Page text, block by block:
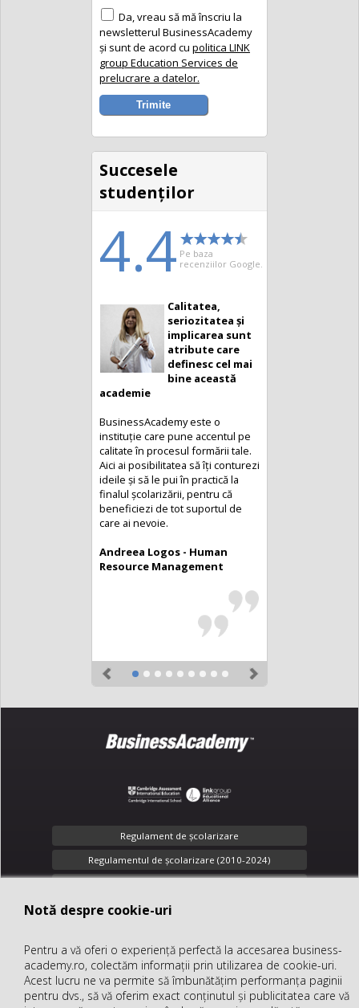
Notă despre cookie-uri
Pentru a vă oferi o experiență perfectă la accesarea business-
academy.ro, colectăm informații prin utilizarea de cookie-uri.
Acest lucru ne va permite să îmbunătățim performanța paginii
pentru dvs., să vă oferim exact conținutul și publicitatea care vă
Da, vreau să mă înscriu la
newsletterul BusinessAcademy
și sunt de acord cu politica LINK
group Education Services de
prelucrare a datelor.
Succesele
studenţilor
4.4 Pe baza
recenziilor Google.
Calitatea,
seriozitatea și
implicarea sunt
atribute care
definesc cel mai
bine această
academie
BusinessAcademy este o
instituție care pune accentul pe
calitate în procesul formării tale.
Aici ai posibilitatea să îți conturezi
ideile și să le pui în practică la
finalul școlarizării, pentru că
beneficiezi de tot suportul de
care ai nevoie.
Andreea Logos - Human
Resource Management
Modalitate
complexă și
completă la
cursurile din
cadrul
BusinessAcademy
modalitatea complexă și
completă a cursurilor din cadrul
BusinessAcademy. Cursurile
sunt o adevărată provocare, te
scot din zona ta de confort și te
fac să-ți schimbi viziunea asupra
lucrurilor care se practică pe
piața din România.
Cristiana Ursulean-Martin -
Cambridge Business Program
Regulament de şcolarizare
Regulamentul de școlarizare (2010-2024)
Confidenţialitate
office@business-academy.ro
+40 (312) 289 318
Notă despre cookie-uri
Pentru a vă oferi o experiență perfectă la accesarea business-
academy.ro, colectăm informații prin utilizarea de cookie-uri.
Acest lucru ne va permite să îmbunătățim performanța paginii
pentru dvs., să vă oferim exact conținutul și publicitatea care vă